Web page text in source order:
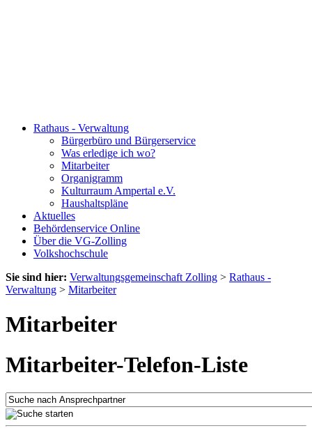
Rathaus - Verwaltung
Bürgerbüro und Bürgerservice
Was erledige ich wo?
Mitarbeiter
Organigramm
Kulturraum Ampertal e.V.
Haushaltspläne
Aktuelles
Behördenservice Online
Über die VG-Zolling
Volkshochschule
Sie sind hier: Verwaltungsgemeinschaft Zolling > Rathaus -
Verwaltung > Mitarbeiter
Mitarbeiter
Mitarbeiter-Telefon-Liste